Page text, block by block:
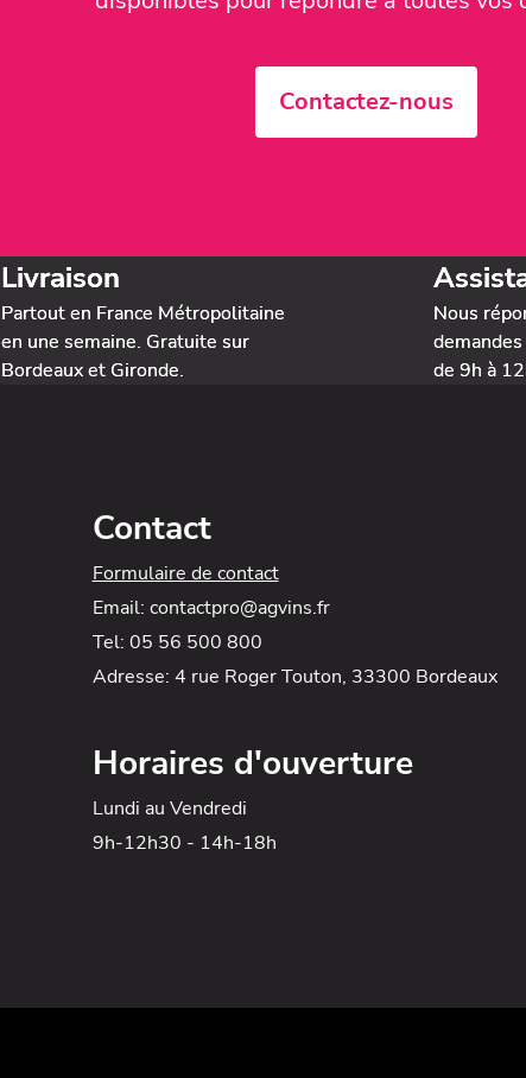
Contactez-nous
Livraison
Partout en France Métropolitaine
en une semaine. Gratuite sur
Bordeaux et Gironde.
Nous
de 9h à
Contact
Formulaire de contact
Email: contactpro@agvins.fr
Tel: 05 56 500 800
Adresse: 4 rue Roger Touton, 33300 Bordeaux
Horaires d'ouverture
Lundi au Vendredi
9h-12h30 - 14h-18h